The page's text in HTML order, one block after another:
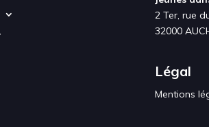
2 Ter, rue
32000
Légal
Mentions